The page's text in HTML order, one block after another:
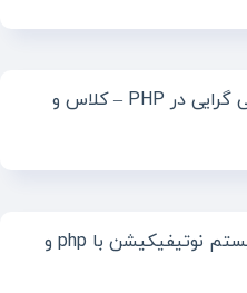
آموزش شی گرایی در PHP – کلاس و
ساخت سیستم نوتیفیکیشن با php و